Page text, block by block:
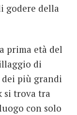
godere della
prima età del
di
più grandi
si trova tra
con solo